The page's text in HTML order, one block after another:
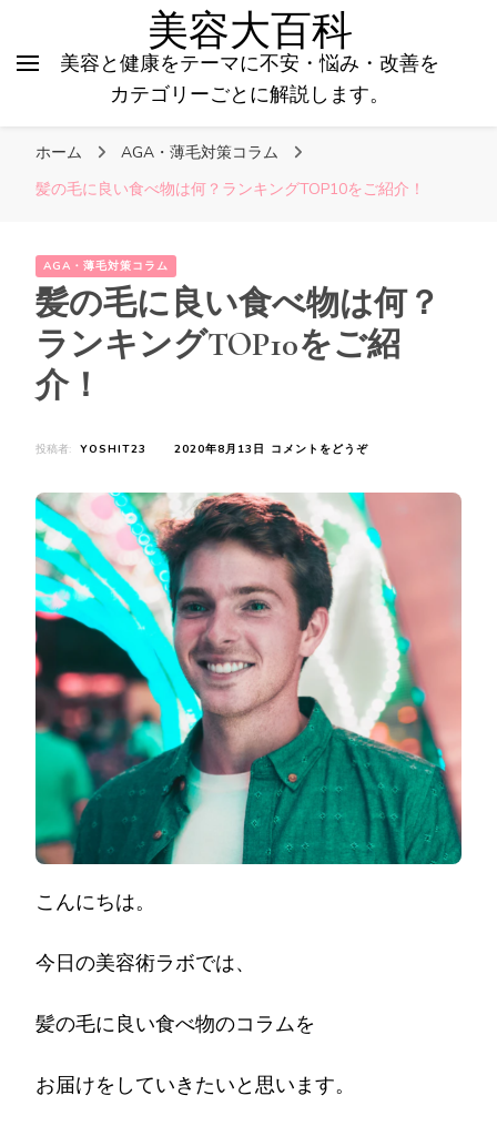
美容大百科
美容と健康をテーマに不安・悩み・改善を
カテゴリーごとに解説します。
ホーム
AGA・薄毛対策コラム
髪の毛に良い食べ物は何？ランキングTOP10をご紹介！
AGA・薄毛対策コラム
髪の毛に良い食べ物は何？
ランキングTOP10をご紹
介！
投稿者: YOSHIT23 2020年8月13日 コメントをどうぞ(髪
に
良
い
キ
ン
グ
TOP10
を
ご
紹
介！)
こんにちは。
今日の美容術ラボでは、
髪の毛に良い食べ物のコラムを
お届けをしていきたいと思います。